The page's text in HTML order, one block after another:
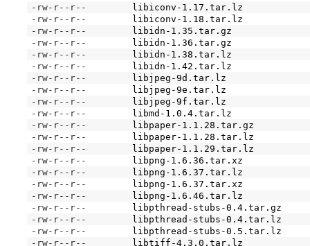
-rw-r--r--
libiconv-1.17.tar.lz
-rw-r--r--
libiconv-1.18.tar.lz
-rw-r--r--
libidn-1.35.tar.gz
-rw-r--r--
libidn-1.36.tar.gz
-rw-r--r--
libidn-1.38.tar.lz
-rw-r--r--
libidn-1.42.tar.lz
-rw-r--r--
libjpeg-9d.tar.lz
-rw-r--r--
libjpeg-9e.tar.lz
-rw-r--r--
libjpeg-9f.tar.lz
-rw-r--r--
libmd-1.0.4.tar.lz
-rw-r--r--
libpaper-1.1.28.tar.gz
-rw-r--r--
libpaper-1.1.28.tar.lz
-rw-r--r--
libpaper-1.1.29.tar.lz
-rw-r--r--
libpng-1.6.36.tar.xz
-rw-r--r--
libpng-1.6.37.tar.lz
-rw-r--r--
libpng-1.6.37.tar.xz
-rw-r--r--
libpng-1.6.46.tar.lz
-rw-r--r--
libpthread-stubs-0.4.tar.gz
-rw-r--r--
libpthread-stubs-0.4.tar.lz
-rw-r--r--
libpthread-stubs-0.5.tar.lz
-rw-r--r--
libtiff-4.3.0.tar.lz